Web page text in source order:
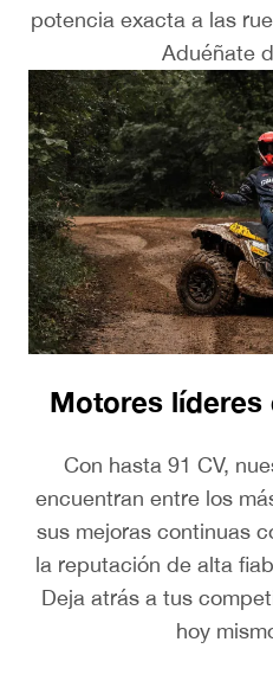
potencia exacta a las
Aduéñate
Motores líderes
Con hasta 91 CV,
encuentran entre los
sus mejoras continuas
la reputación de alta
Deja atrás a tus
hoy